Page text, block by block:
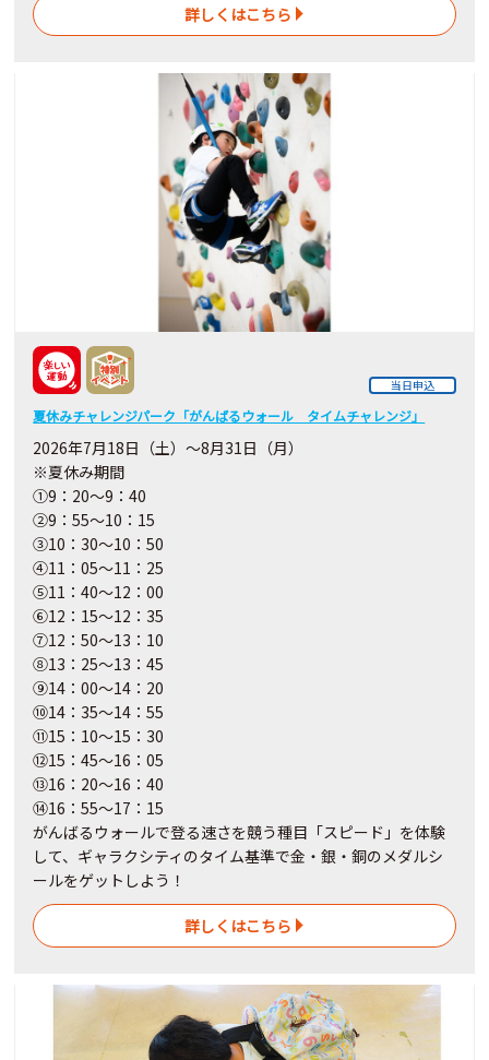
詳しくはこちら
当日申込
夏休みチャレンジパーク「がんばるウォール タイムチャレンジ」
2026年7月18日（土）～8月31日（月）
※夏休み期間
①9：20～9：40
②9：55～10：15
③10：30～10：50
④11：05～11：25
⑤11：40～12：00
⑥12：15～12：35
⑦12：50～13：10
⑧13：25～13：45
⑨14：00～14：20
⑩14：35～14：55
⑪15：10～15：30
⑫15：45～16：05
⑬16：20～16：40
⑭16：55～17：15
がんばるウォールで登る速さを競う種目「スピード」を体験
して、ギャラクシティのタイム基準で金・銀・銅のメダルシ
ールをゲットしよう！
詳しくはこちら